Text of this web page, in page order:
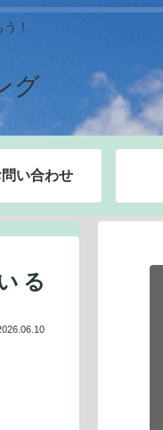
！
グ
問い合わせ
る